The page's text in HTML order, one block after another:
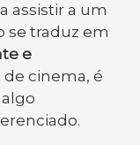
assistir a um
se traduz em
e
de cinema, é